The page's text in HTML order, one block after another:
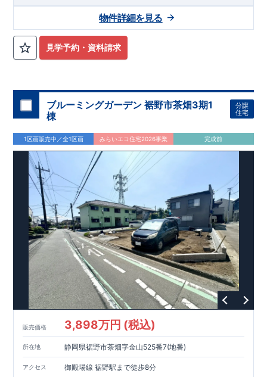
パントリー設置​・各居室に収納
ワイドバルコニー​・水回りは
を積極採用 ​・トイレは各階に設置 ​ ​
15分
​『市立日根野小学校』徒歩約11分
徒歩約12分​ ​『ファミリーマート泉佐野日根野店』
見学予約・資料請求
物件詳細を見る
ブルーミングガーデン 裾野市茶畑3期1
棟
分譲
住宅
1区画販売中／全1区画 みらいエコ住宅2026事業 完成前
販売価格 3,898万円 (税込)
所在地 静岡県裾野市茶畑字金山525番7(地番)
アクセス 御殿場線 裾野駅まで徒歩8分